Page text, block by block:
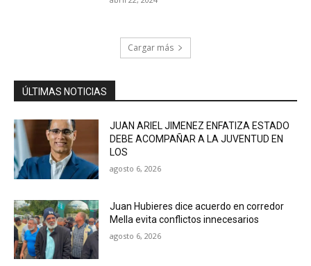
Cargar más
ÚLTIMAS NOTICIAS
JUAN ARIEL JIMENEZ ENFATIZA ESTADO
DEBE ACOMPAÑAR A LA JUVENTUD EN
LOS
agosto 6, 2026
Juan Hubieres dice acuerdo en corredor
Mella evita conflictos innecesarios
agosto 6, 2026